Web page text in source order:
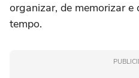
organizar, de memorizar e
tempo.